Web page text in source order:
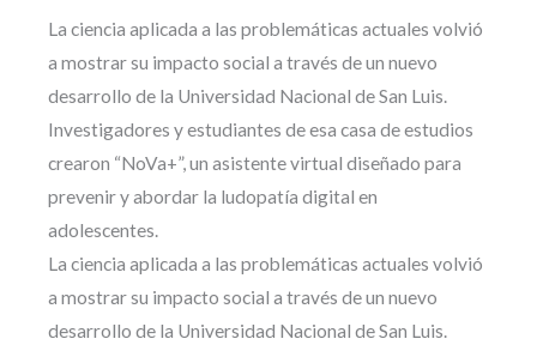
La ciencia aplicada a las problemáticas actuales volvió
a mostrar su impacto social a través de un nuevo
desarrollo de la Universidad Nacional de San Luis.
Investigadores y estudiantes de esa casa de estudios
crearon “NoVa+”, un asistente virtual diseñado para
prevenir y abordar la ludopatía digital en
adolescentes.
La ciencia aplicada a las problemáticas actuales volvió
a mostrar su impacto social a través de un nuevo
desarrollo de la Universidad Nacional de San Luis.